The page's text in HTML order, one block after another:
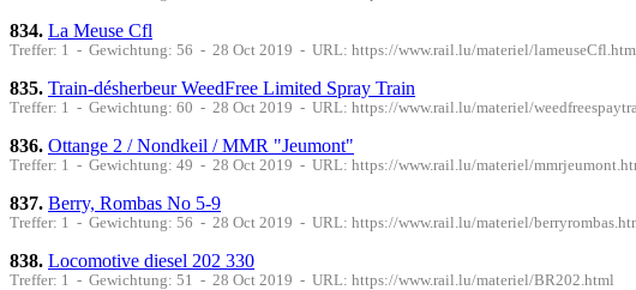
834. La Meuse Cfl
Treffer: 1 - Gewichtung: 56 - 28 Oct 2019 - URL: https://www.rail.lu/materiel/
835. Train-désherbeur WeedFree Limited Spray Train
Treffer: 1 - Gewichtung: 60 - 28 Oct 2019 - URL: https://www.rail.lu/materiel/
836. Ottange 2 / Nondkeil / MMR "Jeumont"
Treffer: 1 - Gewichtung: 49 - 28 Oct 2019 - URL: https://www.rail.lu/materiel/
837. Berry, Rombas No 5-9
Treffer: 1 - Gewichtung: 56 - 28 Oct 2019 - URL: https://www.rail.lu/materiel/
838. Locomotive diesel 202 330
Treffer: 1 - Gewichtung: 51 - 28 Oct 2019 - URL: https://www.rail.lu/materiel/BR202.html